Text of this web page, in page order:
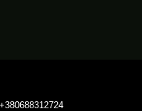
+380688312724